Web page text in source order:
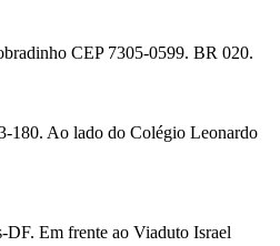
CEP 7305-0599. BR 020.
180. Ao lado do Colégio Leonardo
Em frente ao Viaduto Israel